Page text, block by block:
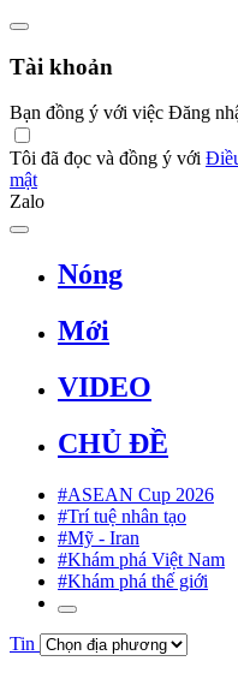
Tài khoản
Bạn đồng ý với việc Đăng
Tôi đã đọc và đồng ý với
mật
Zalo
Nóng
Mới
VIDEO
CHỦ ĐỀ
#ASEAN Cup 2026
#Trí tuệ nhân tạo
#Mỹ - Iran
#Khám phá Việt Nam
#Khám phá thế giới
Tin